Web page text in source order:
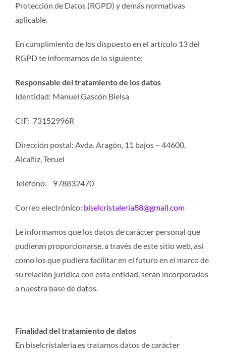
Protección de Datos (RGPD) y demás normativas
aplicable.
En cumplimiento de los dispuesto en el artículo 13 del
RGPD te informamos de lo siguiente:
Responsable del tratamiento de los datos
Identidad: Manuel Gascón Bielsa
CIF: 73152996R
Dirección postal: Avda. Aragón, 11 bajos – 44600,
Alcañiz, Teruel
Teléfono: 978832470
Correo electrónico: biselcristaleria88@gmail.com
Le informamos que los datos de carácter personal que
pudieran proporcionarse, a través de este sitio web, así
como los que pudiera facilitar en el futuro en el marco de
su relación jurídica con esta entidad, serán incorporados
a nuestra base de datos.
Finalidad del tratamiento de datos
En biselcristaleria.es tratamos datos de carácter